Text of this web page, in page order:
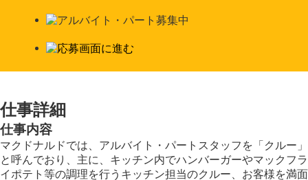
仕事詳細
仕事内容
マクドナルドでは、アルバイト・パートスタッフを「クルー」
と呼んでおり、主に、キッチン内でハンバーガーやマックフラ
イポテト等の調理を行うキッチン担当のクルー、お客様を満面